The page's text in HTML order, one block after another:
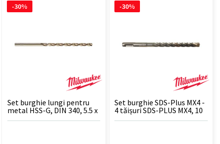
Set burghie lungi pentru
metal HSS-G, DIN 340, 5.5 x
139 mm - 10 BUC
-30%
Set burghie SDS-Plus MX4 -
4 tăișuri SDS-PLUS MX4, 10
X 165 - 10 BUC
-30%